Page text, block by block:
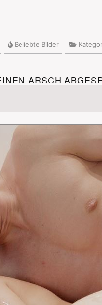
Beliebte Bilder
ARSCH